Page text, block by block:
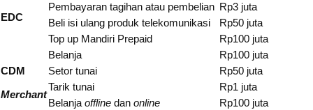
EDC
Pembayaran tagihan atau pembelian Rp3 juta
Beli isi ulang produk telekomunikasi
Rp50 juta
Top up Mandiri Prepaid
Rp100 juta
Belanja
Rp100 juta
CDM
Setor tunai
Rp50 juta
Merchant
Tarik tunai
Rp1 juta
Belanja offline dan online
Rp100 juta